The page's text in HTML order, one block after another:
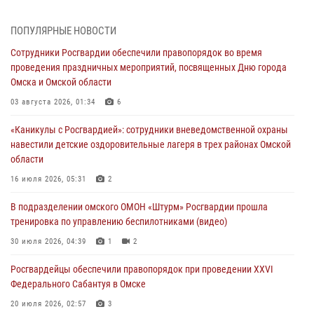
Руси в Омске
28 июля 2026, 01:44
При содействии спецназа Росгвардии пресечены нарушения
27 июля 2026, 07:54
Росгвардия обеспечила правопорядок на концерте группы IOWA в
Омске
При содействии Росгвардии обеспечен правопорядок на XXII
Форуме межрегионального сотрудничества России и Казахстана в
26 июля 2026, 01:40
ПОПУЛЯРНЫЕ НОВОСТИ
Сотрудники Росгвардии обеспечили правопорядок во время
проведения праздничных мероприятий, посвященных Дню города
Омска и Омской области
03 августа 2026, 01:34 6
«Каникулы с Росгвардией»: сотрудники вневедомственной охраны
навестили детские оздоровительные лагеря в трех районах Омской
области
16 июля 2026, 05:31 2
В подразделении омского ОМОН «Штурм» Росгвардии прошла
тренировка по управлению беспилотниками (видео)
30 июля 2026, 04:39 1 2
Росгвардейцы обеcпечили правопорядок при проведении XXVI
Федерального Сабантуя в Омске
20 июля 2026, 02:57 3